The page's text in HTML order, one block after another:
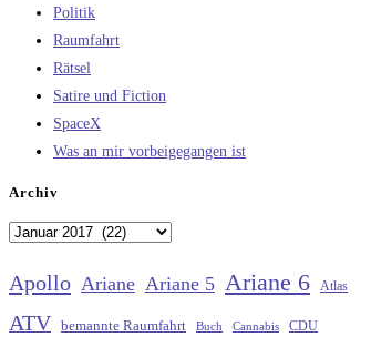
Politik
Raumfahrt
Rätsel
Satire und Fiction
SpaceX
Was an mir vorbeigegangen ist
Archiv
Archiv
Apollo Ariane Ariane 5 Ariane 6 Atlas
ATV bemannte Raumfahrt Buch Cannabis CDU